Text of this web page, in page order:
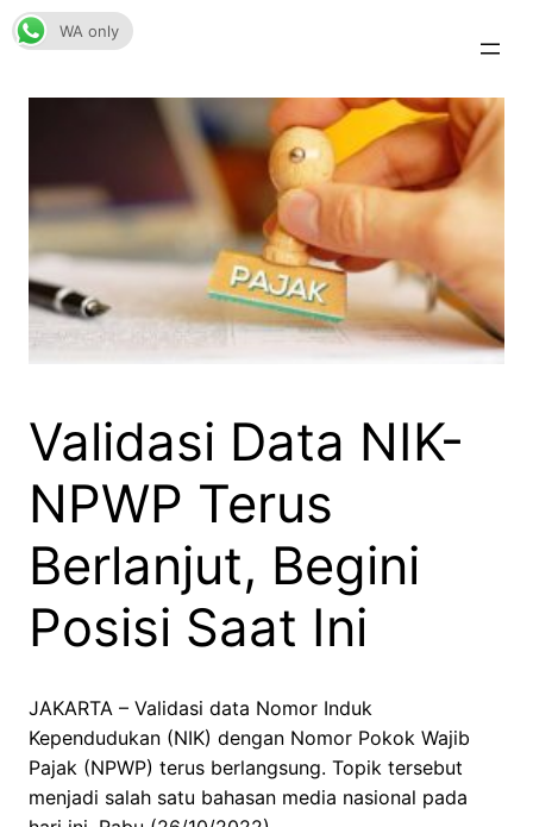
Skip
to
Validasi Data NIK-
NPWP Terus
Berlanjut, Begini
Posisi Saat Ini
JAKARTA – Validasi data Nomor Induk
Kependudukan (NIK) dengan Nomor Pokok Wajib
Pajak (NPWP) terus berlangsung. Topik tersebut
menjadi salah satu bahasan media nasional pada
WA only